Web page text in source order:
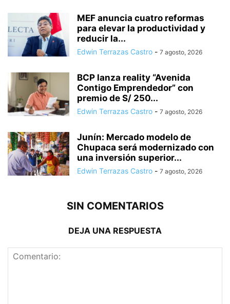
MEF anuncia cuatro reformas
para elevar la productividad y
reducir la...
Edwin Terrazas Castro - 7 agosto, 2026
BCP lanza reality “Avenida
Contigo Emprendedor” con
premio de S/ 250...
Edwin Terrazas Castro - 7 agosto, 2026
Junín: Mercado modelo de
Chupaca será modernizado con
una inversión superior...
Edwin Terrazas Castro - 7 agosto, 2026
SIN COMENTARIOS
DEJA UNA RESPUESTA